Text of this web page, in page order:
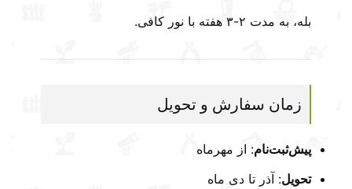
بله، به مدت ۲-۳ هفته با نور کافی.
زمان سفارش و تحویل
پیش‌ثبت‌نام: از مهرماه
تحویل: آذر تا دی ماه